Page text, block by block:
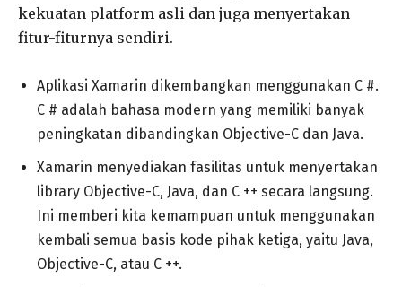
kekuatan platform asli dan juga menyertakan
fitur-fiturnya sendiri.
Aplikasi Xamarin dikembangkan menggunakan C #.
C # adalah bahasa modern yang memiliki banyak
peningkatan dibandingkan Objective-C dan Java.
Xamarin menyediakan fasilitas untuk menyertakan
library Objective-C, Java, dan C ++ secara langsung.
Ini memberi kita kemampuan untuk menggunakan
kembali semua basis kode pihak ketiga, yaitu Java,
Objective-C, atau C ++.